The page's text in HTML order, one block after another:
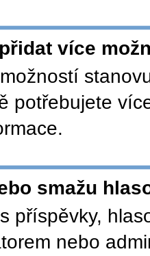
více
potřebujete
smažu
příspěvky,
nebo